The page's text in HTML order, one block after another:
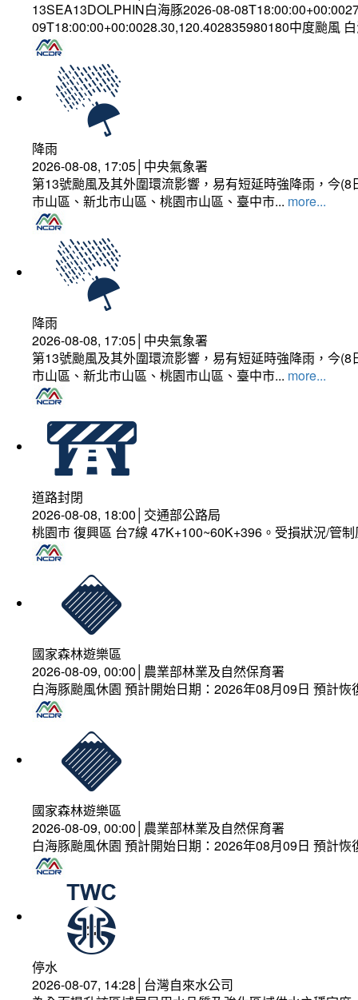
13SEA13DOLPHIN白海豚2026-08-
09T18:00:00+00:0028.30,120.402835980180中度颱風
降雨
2026-08-08, 17:05│中央氣象署
第13號颱風及其外圍環流影響，易有短延時強降雨，今
市山區、新北市山區、桃園市山區、臺中市... more...
降雨
2026-08-08, 17:05│中央氣象署
第13號颱風及其外圍環流影響，易有短延時強降雨，今
市山區、新北市山區、桃園市山區、臺中市... more...
道路封閉
2026-08-08, 18:00│交通部公路局
桃園市 復興區 台7線 47K+100~60K+396。受損狀況/管
國家森林遊樂區
2026-08-09, 00:00│農業部林業及自然保育署
白海豚颱風休園 預計開始日期：2026年08月09日 預計
國家森林遊樂區
2026-08-09, 00:00│農業部林業及自然保育署
白海豚颱風休園 預計開始日期：2026年08月09日 預計
停水
2026-08-07, 14:28│台灣自來水公司